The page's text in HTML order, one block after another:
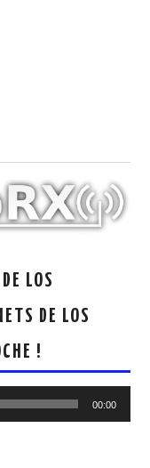
LOS
DE LOS
!
00:00